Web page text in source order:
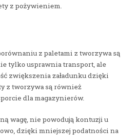
z pożywieniem.
z paletami z tworzywa są
tylko usprawnia transport, ale
zwiększenia załadunku dzięki
z tworzywa są również
dla magazynierów.
wagę, nie powodują kontuzji u
dzięki mniejszej podatności na